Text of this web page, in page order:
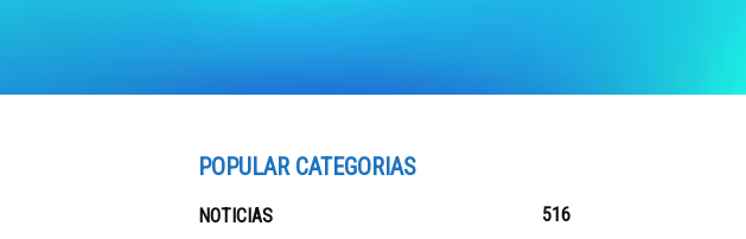
POPULAR CATEGORIAS
NOTICIAS
516